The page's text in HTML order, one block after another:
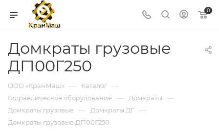
0
Домкраты грузовые
ДГ100Г250
ООО «КранМаш» — Каталог —
Гидравлическое оборудование — Домкраты —
Домкраты грузовые — Домкраты ДГ —
Домкраты грузовые ДГ100Г250